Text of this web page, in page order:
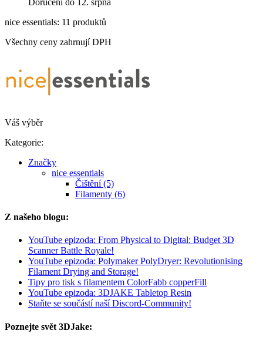
Doručení do 12. srpna
nice essentials: 11 produktů
Všechny ceny zahrnují DPH
Váš výběr
Kategorie:
Značky
nice essentials
Čištění (5)
Filamenty (6)
Z našeho blogu:
YouTube epizoda: From Physical to Digital: Budget 3D
Scanner Battle Royale!
YouTube epizoda: Polymaker PolyDryer: Revolutionising
Filament Drying and Storage!
Tipy pro tisk s filamentem ColorFabb copperFill
YouTube epizoda: 3DJAKE Tabletop Resin
Staňte se součástí naší Discord-Community!
Poznejte svět 3DJake: